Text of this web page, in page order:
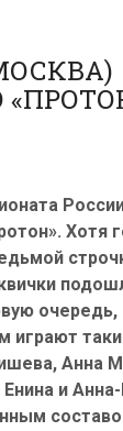
Хотя
очередь,
играют
Анна
и